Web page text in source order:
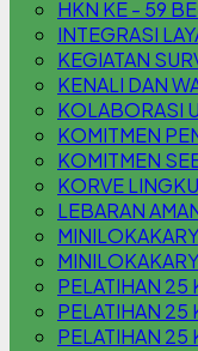
HKN KE - 59
INTEGRASI
KEGIATAN
KENALI DAN
KOLABORASI
KOMITMEN
KOMITMEN
KORVE
LEBARAN
PELATIHAN 25
PELATIHAN 25
PELATIHAN 25